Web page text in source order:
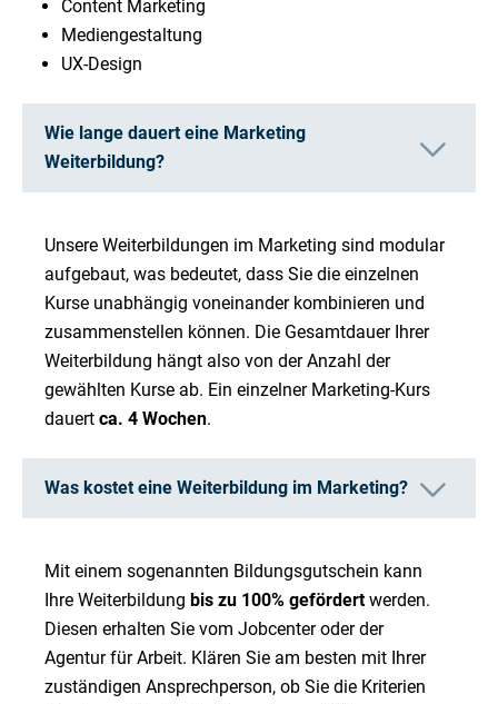
Content Marketing
Mediengestaltung
UX-Design
Wie lange dauert eine Marketing
Weiterbildung?
Unsere Weiterbildungen im Marketing sind modular
aufgebaut, was bedeutet, dass Sie die einzelnen
Kurse unabhängig voneinander kombinieren und
zusammenstellen können. Die Gesamtdauer Ihrer
Weiterbildung hängt also von der Anzahl der
gewählten Kurse ab. Ein einzelner Marketing-Kurs
dauert ca. 4 Wochen.
Was kostet eine Weiterbildung im Marketing?
Mit einem sogenannten Bildungsgutschein kann
Ihre Weiterbildung bis zu 100% gefördertwerden.
Diesen erhalten Sie vom Jobcenter oder der
Agentur für Arbeit. Klären Sie am besten mit Ihrer
zuständigen Ansprechperson, ob Sie die Kriterien